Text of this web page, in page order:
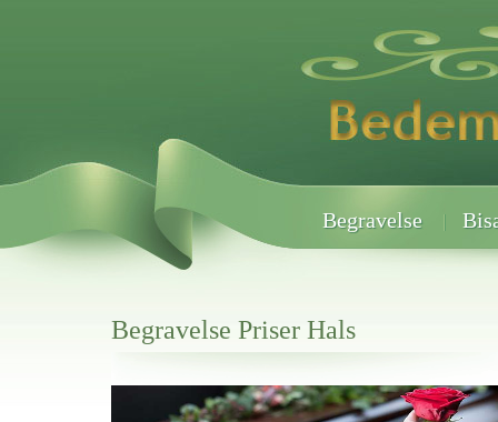
Begravelse
Begravelse Priser Hals
Her hos os får du altid en god afslutning når det gælder
Begravelse Priser Hals